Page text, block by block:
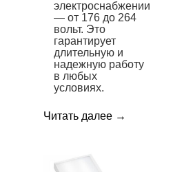
электроснабжении
— от 176 до 264
вольт. Это
гарантирует
длительную и
надежную работу
в любых
условиях.
Читать далее →